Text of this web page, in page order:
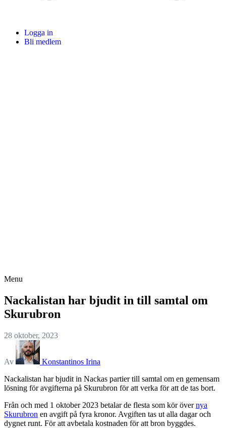
Logga in
Bli medlem
Menu
Nackalistan har bjudit in till samtal om
Skurubron
28 oktober, 2023
Av
Konstantinos Irina
Nackalistan har bjudit in Nackas partier till samtal om en gemensam
lösning för avgifterna på Skurubron för att verka för att de tas bort.
Från och med 1 oktober 2023 betalar de flesta som kör övernya
Skurubron en avgift på fyra kronor. Avgiften tas ut alla dagar och
dygnet runt. För att avbetala kostnaden för att bron byggdes.